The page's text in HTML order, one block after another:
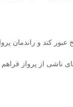
ناشی از پرواز فراهم